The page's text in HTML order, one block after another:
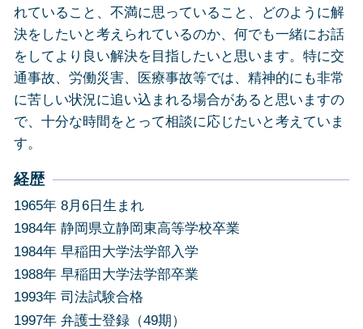
れていること、不満に思っていること、どのように解
決をしたいと考えられているのか、何でも一緒にお話
をしてより良い解決を目指したいと思います。特に交
通事故、労働災害、医療事故等では、精神的にも非常
に苦しい状況に追い込まれる場合があると思いますの
で、十分な時間をとって相談に応じたいと考えていま
す。
経歴
1965年 8月6日生まれ
1984年 静岡県立静岡東高等学校卒業
1984年 早稲田大学法学部入学
1988年 早稲田大学法学部卒業
1993年 司法試験合格
1997年 弁護士登録（49期）